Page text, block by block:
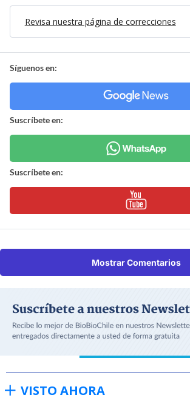
Revisa nuestra página de correcciones
Síguenos en:
Suscríbete en:
Suscríbete en:
Mostrar Comentarios
VISTO AHORA